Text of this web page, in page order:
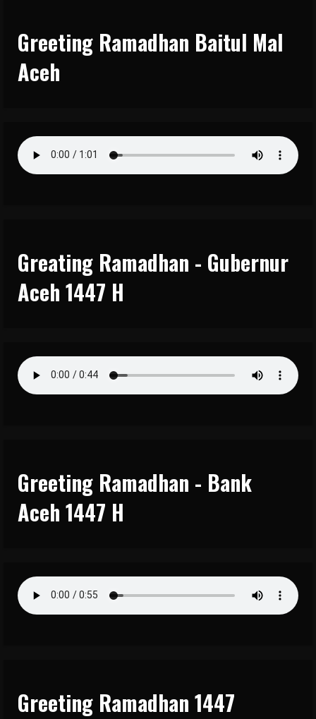
Greeting Ramadhan Baitul Mal
Aceh
Greating Ramadhan - Gubernur
Aceh 1447 H
Greeting Ramadhan - Bank
Aceh 1447 H
Greeting Ramadhan 1447